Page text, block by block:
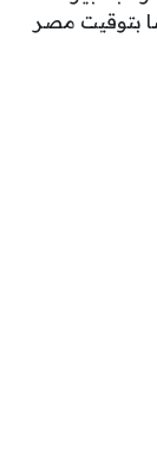
بتوقيت مصر